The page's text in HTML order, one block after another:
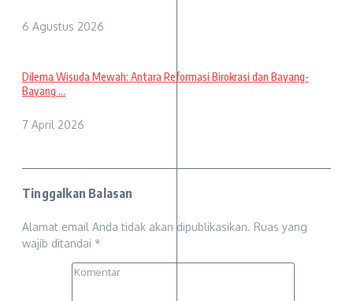
6 Agustus 2026
Dilema Wisuda Mewah: Antara Reformasi Birokrasi dan Bayang-
Bayang ...
7 April 2026
Tinggalkan Balasan
Alamat email Anda tidak akan dipublikasikan. Ruas yang
wajib ditandai *